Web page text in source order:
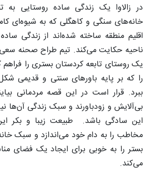
در زالاوا یک زندگی ساده روستایی
خانه‌های سنگی و کاهگلی که به شیوه‌ای
اقلیم منطقه ساخته شده‌اند از زندگی
ناحیه حکایت می‌کند. تیم طراح صحنه
یک روستای تابعه کردستان بستری را فراهم
را که بر پایه باورهای سنتی و قدیمی
ببرد. قرار است در این قصه مردمانی
بی‌آلایش و زودباورند و سبک زندگی آن‌ها
این سادگی باشد. طبیعت زیبا و بکر
مخاطب را به دام خود می‌اندازد و سبک
بستر را به خوبی برای ایجاد یک فضای
می‌کند.